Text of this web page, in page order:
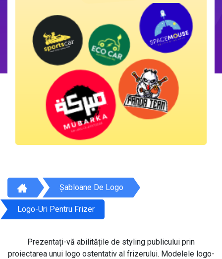
Șabloane De Logo
Logo-Uri Pentru Frizer
Prezentați-vă abilitățile de styling publicului prin
proiectarea unui logo ostentativ al frizerului. Modelele logo-